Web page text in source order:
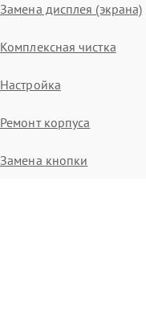
Замена дисплея (экрана)
Комплексная чистка
Настройка
Ремонт корпуса
Замена кнопки